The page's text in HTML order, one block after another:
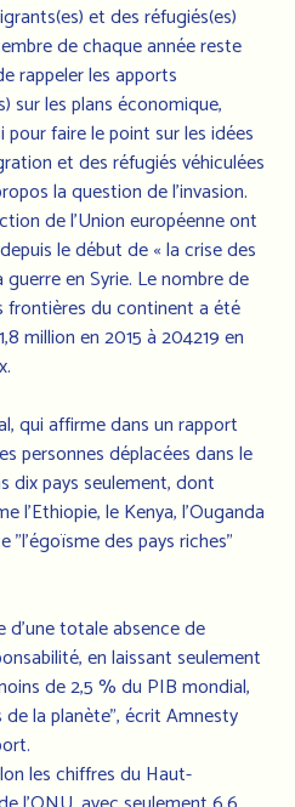
et des réfugiés(es)
de chaque année reste
rappeler les apports
sur les plans économique,
faire le point sur les idées
et des réfugiés véhiculées
la question de l’invasion.
de l’Union européenne ont
le début de « la crise des
en Syrie. Le nombre de
frontières du continent a été
million en 2015 à 204219 en
qui affirme dans un rapport
personnes déplacées dans le
dix pays seulement, dont
l’Ethiopie, le Kenya, l’Ouganda
"l'égoïsme des pays riches"
d'une totale absence de
en laissant seulement
de 2,5 % du PIB mondial,
la planète", écrit Amnesty
les chiffres du Haut-